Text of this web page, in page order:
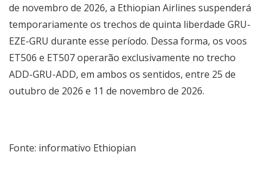
de novembro de 2026, a Ethiopian Airlines suspenderá
temporariamente os trechos de quinta liberdade GRU-
EZE-GRU durante esse período. Dessa forma, os voos
ET506 e ET507 operarão exclusivamente no trecho
ADD-GRU-ADD, em ambos os sentidos, entre 25 de
outubro de 2026 e 11 de novembro de 2026.
Fonte: informativo Ethiopian